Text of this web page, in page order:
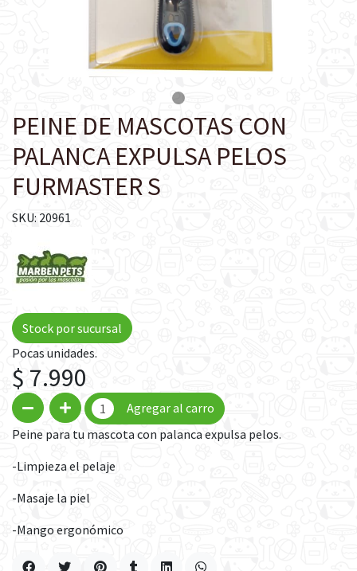
PEINE DE MASCOTAS CON
PALANCA EXPULSA PELOS
FURMASTER S
SKU: 20961
Stock por sucursal
Pocas unidades.
$ 7.990
Agregar al carro
Peine para tu mascota con palanca expulsa pelos.
-Limpieza el pelaje
-Masaje la piel
-Mango ergonómico